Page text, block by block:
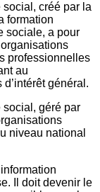
créé par la
formation
sociale, a pour
professionnelles
au
général.
social, géré par
niveau national
Il doit devenir le